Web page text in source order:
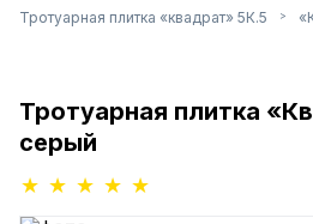
Тротуарная плитка «квадрат» 5К.5 >
Тротуарная плитка
серый